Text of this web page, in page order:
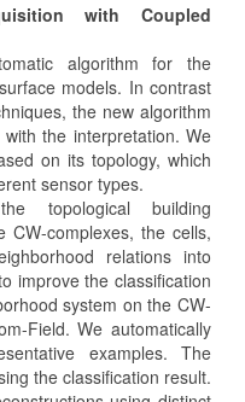
with Coupled
algorithm for the
models. In contrast
the new algorithm
the interpretation. We
on its topology, which
sensor types.
topological building
CW-complexes, the cells,
relations into
improve the classification
system on the CW-
Field. We automatically
examples. The
the classification result.